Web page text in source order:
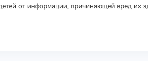
от информации, причиняющей вред их